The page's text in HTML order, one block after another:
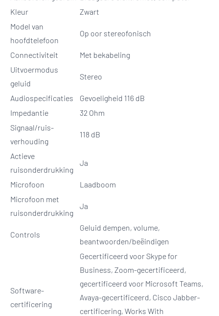
Kleur
Zwart
Model van
hoofdtelefoon
Op oor stereofonisch
Connectiviteit
Met bekabeling
Uitvoermodus
geluid
Stereo
Audiospecificaties
Gevoeligheid 116 dB
Impedantie
32 Ohm
Signaal/ruis-
verhouding
118 dB
Actieve
ruisonderdrukking
Ja
Microfoon
Laadboom
Microfoon met
ruisonderdrukking
Ja
Controls
Geluid dempen, volume,
beantwoorden/beëindigen
Software-
certificering
Gecertificeerd voor Skype for
Business, Zoom-gecertificeerd,
gecertificeerd voor Microsoft Teams,
Avaya-gecertificeerd, Cisco Jabber-
certificering, Works With